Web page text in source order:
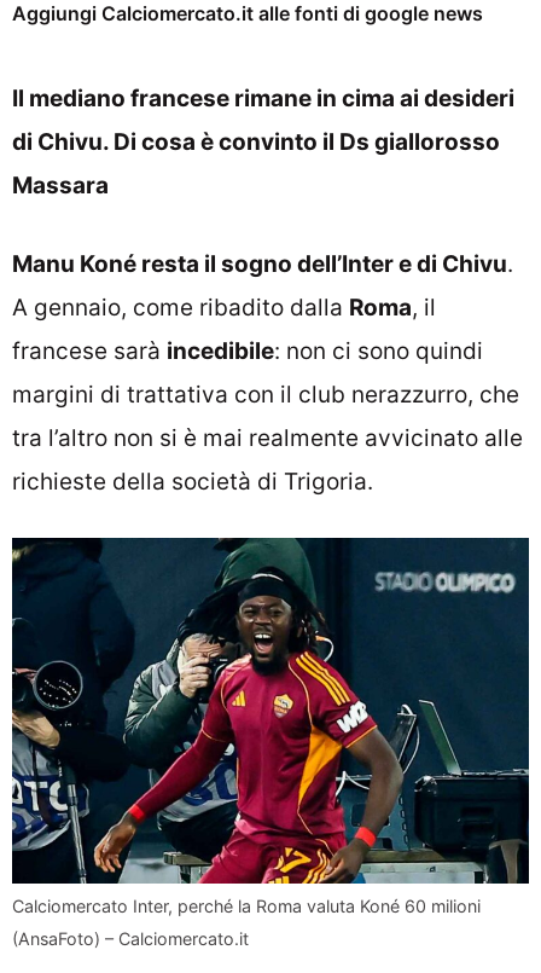
Aggiungi Calciomercato.it alle fonti di google news
Il mediano francese rimane in cima ai desideri
di Chivu. Di cosa è convinto il Ds giallorosso
Massara
Manu Koné resta il sogno dell’Inter e di Chivu.
A gennaio, come ribadito dalla Roma, il
francese sarà incedibile: non ci sono quindi
margini di trattativa con il club nerazzurro, che
tra l’altro non si è mai realmente avvicinato alle
richieste della società di Trigoria.
Calciomercato Inter, perché la Roma valuta Koné 60 milioni
(AnsaFoto) – Calciomercato.it